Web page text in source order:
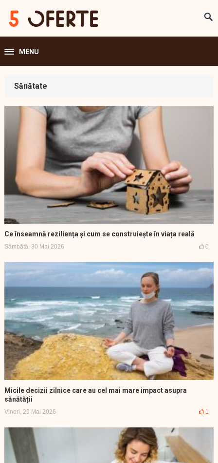
MENU
Sănătate
Ce înseamnă reziliența și cum se construiește în viața reală
Sâmbătă, 30 Mai 2026 0
Micile decizii zilnice care au cel mai mare impact asupra
sănătății
Vineri, 29 Mai 2026 1